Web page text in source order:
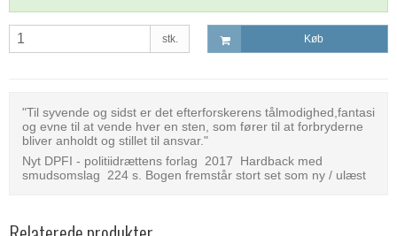
stk. Køb
"Til syvende og sidst er det efterforskerens tålmodighed,fantasi
og evne til at vende hver en sten, som fører til at forbryderne
bliver anholdt og stillet til ansvar."
Nyt DPFI - politiidrættens forlag 2017 Hardback med
smudsomslag 224 s. Bogen fremstår stort set som ny / ulæst